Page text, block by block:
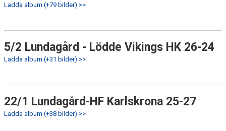
Ladda album (+79 bilder) >>
5/2 Lundagård - Lödde Vikings HK 26-24
Ladda album (+31 bilder) >>
22/1 Lundagård-HF Karlskrona 25-27
Ladda album (+38 bilder) >>